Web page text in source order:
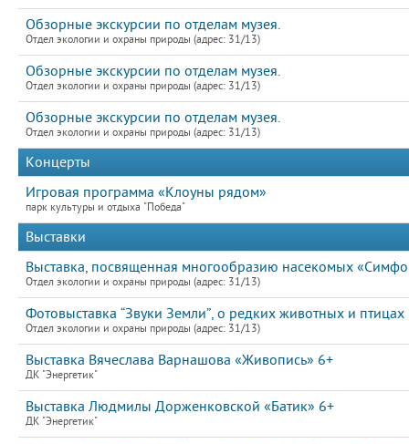
Обзорные экскурсии по отделам музея.
Отдел экологии и охраны природы (адрес: 31/13)
Обзорные экскурсии по отделам музея.
Отдел экологии и охраны природы (адрес: 31/13)
Обзорные экскурсии по отделам музея.
Отдел экологии и охраны природы (адрес: 31/13)
Концерты
Игровая программа «Клоуны рядом»
парк культуры и отдыха "Победа"
Выставки
Выставка, посвященная многообразию насекомых
Отдел экологии и охраны природы (адрес: 31/13)
Фотовыставка “Звуки Земли”, о редких животных и
Отдел экологии и охраны природы (адрес: 31/13)
Выставка Вячеслава Варнашова «Живопись» 6+
ДК "Энергетик"
Выставка Людмилы Дорженковской «Батик» 6+
ДК "Энергетик"